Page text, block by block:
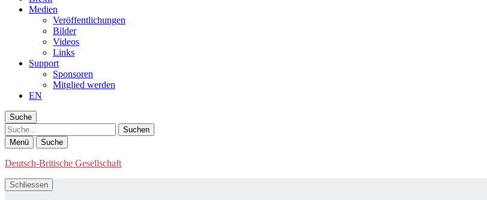
Medien
Veröffentlichungen
Bilder
Videos
Links
Support
Sponsoren
Mitglied werden
EN
Suche
Suche
Menü Suche
Deutsch-Britische Gesellschaft
Schliessen